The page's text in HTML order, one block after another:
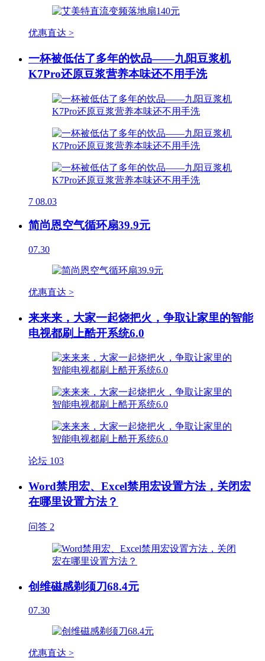
优惠直达 >
一杯被低估了多年的饮品——九阳豆浆机
K7Pro还原豆浆营养本味还不用手洗
7 08.03
简尚恩空气循环扇39.9元
07.30
优惠直达 >
来来来，大家一起烧把火，争取让家里的智能
电视都刷上酷开系统6.0
论坛 103
Word禁用宏、Excel禁用宏设置方法，关闭宏
在哪里设置方法？
问答 2
创维磁感剃须刀68.4元
07.30
优惠直达 >